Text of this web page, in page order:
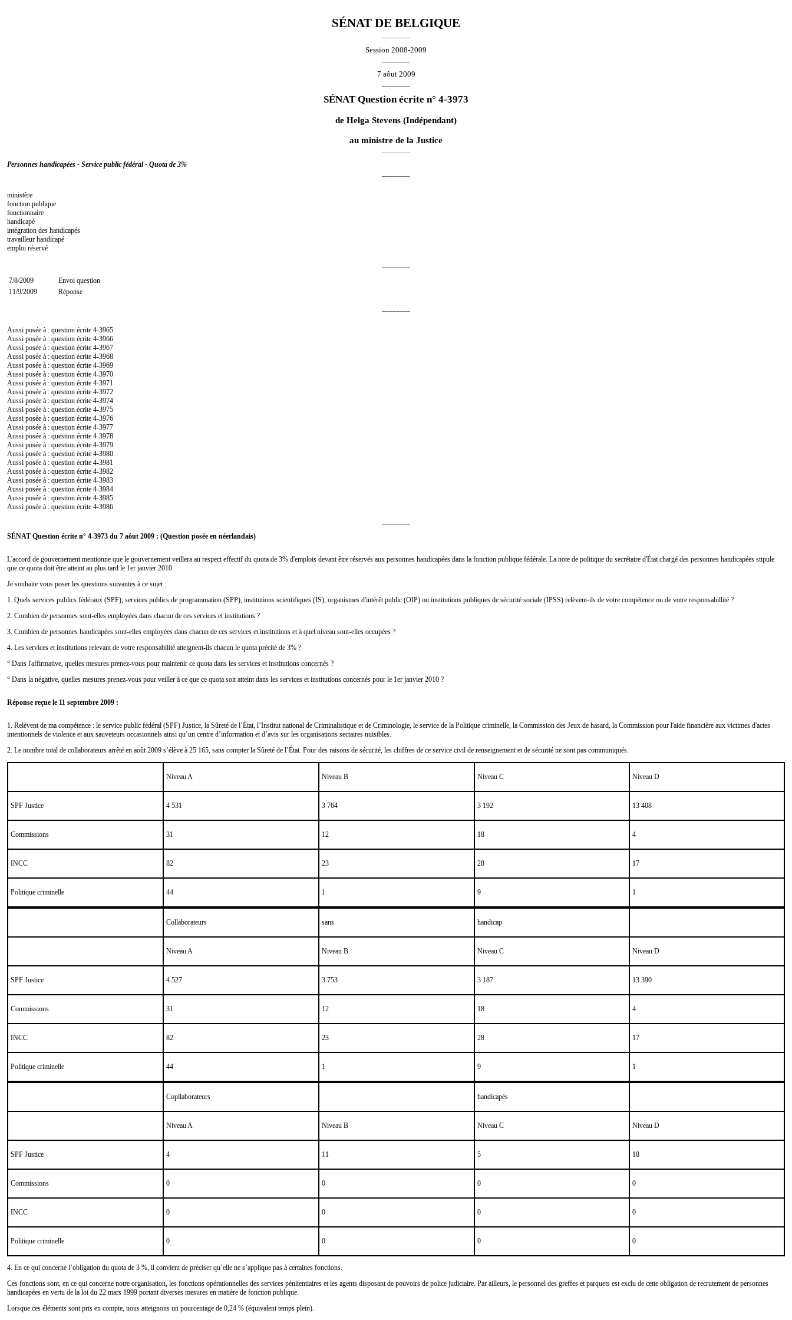
SÉNAT DE BELGIQUE
Session 2008-2009
7 aôut 2009
SÉNAT Question écrite n° 4-3973
de Helga Stevens (Indépendant)
au ministre de la Justice
Personnes handicapées - Service public fédéral - Quota de 3%
ministère
fonction publique
fonctionnaire
handicapé
intégration des handicapés
travailleur handicapé
emploi réservé
7/8/2009
Envoi question
11/9/2009
Réponse
Aussi posée à : question écrite 4-3965
Aussi posée à : question écrite 4-3966
Aussi posée à : question écrite 4-3967
Aussi posée à : question écrite 4-3968
Aussi posée à : question écrite 4-3969
Aussi posée à : question écrite 4-3970
Aussi posée à : question écrite 4-3971
Aussi posée à : question écrite 4-3972
Aussi posée à : question écrite 4-3974
Aussi posée à : question écrite 4-3975
Aussi posée à : question écrite 4-3976
Aussi posée à : question écrite 4-3977
Aussi posée à : question écrite 4-3978
Aussi posée à : question écrite 4-3979
Aussi posée à : question écrite 4-3980
Aussi posée à : question écrite 4-3981
Aussi posée à : question écrite 4-3982
Aussi posée à : question écrite 4-3983
Aussi posée à : question écrite 4-3984
Aussi posée à : question écrite 4-3985
Aussi posée à : question écrite 4-3986
SÉNAT Question écrite n° 4-3973 du 7 aôut 2009 : (Question posée en néerlandais)
L'accord de gouvernement mentionne que le gouvernement veillera au respect effectif du quota de 3% d'emplois devant être réservés aux personnes handicapées dans la fonction publique fédérale. La note de politique du secrétaire d'État chargé des personnes handicapées stipule
que ce quota doit être atteint au plus tard le 1er janvier 2010.
Je souhaite vous poser les questions suivantes à ce sujet :
1. Quels services publics fédéraux (SPF), services publics de programmation (SPP), institutions scientifiques (IS), organismes d'intérêt public (OIP) ou institutions publiques de sécurité sociale (IPSS) relèvent-ils de votre compétence ou de votre responsabillité ?
2. Combien de personnes sont-elles employées dans chacun de ces services et institutions ?
3. Combien de personnes handicapées sont-elles employées dans chacun de ces services et institutions et à quel niveau sont-elles occupées ?
4. Les services et institutions relevant de votre responsabilité atteignent-ils chacun le quota précité de 3% ?
° Dans l'affirmative, quelles mesures prenez-vous pour maintenir ce quota dans les services et institutions concernés ?
° Dans la négative, quelles mesures prenez-vous pour veiller à ce que ce quota soit atteint dans les services et institutions concernés pour le 1er janvier 2010 ?
Réponse reçue le 11 septembre 2009 :
1. Relèvent de ma compétence : le service public fédéral (SPF) Justice, la Sûreté de l’État, l’Institut national de Criminalistique et de Criminologie, le service de la Politique criminelle, la Commission des Jeux de hasard, la Commission pour l'aide financière aux victimes d'actes
intentionnels de violence et aux sauveteurs occasionnels ainsi qu’un centre d’information et d’avis sur les organisations sectaires nuisibles.
2. Le nombre total de collaborateurs arrêté en août 2009 s’élève à 25 165, sans compter la Sûreté de l’État. Pour des raisons de sécurité, les chiffres de ce service civil de renseignement et de sécurité ne sont pas communiqués.
Niveau A Niveau B Niveau C Niveau D
SPF Justice 4 531 3 764 3 192 13 408
Commissions 31 12 18 4
INCC 82 23 28 17
Politique criminelle 44 1 9 1
Collaborateurs sans handicap
Niveau A Niveau B Niveau C Niveau D
SPF Justice 4 527 3 753 3 187 13 390
Commissions 31 12 18 4
INCC 82 23 28 17
Politique criminelle 44 1 9 1
Copllaborateurs handicapés
Niveau A Niveau B Niveau C Niveau D
SPF Justice 4 11 5 18
Commissions 0 0 0 0
INCC 0 0 0 0
Politique criminelle 0 0 0 0
4. En ce qui concerne l’obligation du quota de 3 %, il convient de préciser qu’elle ne s’applique pas à certaines fonctions.
Ces fonctions sont, en ce qui concerne notre organisation, les fonctions opérationnelles des services pénitentiaires et les agents disposant de pouvoirs de police judiciaire. Par ailleurs, le personnel des greffes et parquets est exclu de cette obligation de recrutement de personnes
handicapées en vertu de la loi du 22 mars 1999 portant diverses mesures en matière de fonction publique.
Lorsque ces éléments sont pris en compte, nous atteignons un pourcentage de 0,24 % (équivalent temps plein).